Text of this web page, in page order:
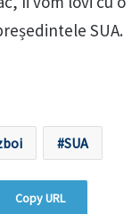
SUA.
SUA
Copy URL